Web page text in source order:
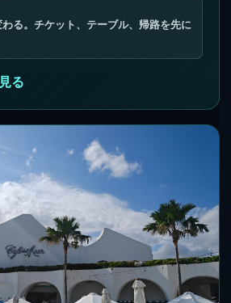
る。チケット、テーブル、帰路を先に
る